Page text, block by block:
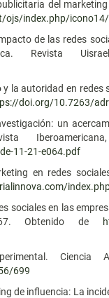
del
ojs/index.php/
de las redes
Revista
la autoridad en redes
doi.org/10.7263/
un
11-21-e064.pdf
en redes
sociales en las
67. Obtenido de
Ciencia
699
de influencia: La